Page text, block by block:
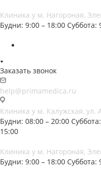
Клиника у м. Нагороная,
Будни: 9:00 – 18:00 Суббота:
Заказать звонок
help@primamedica.ru
Клиника у м. Калужская, ул.
Будни: 08:00 – 20:00
15:00
Клиника у м. Нагороная,
Будни: 9:00 – 18:00 Суббота: